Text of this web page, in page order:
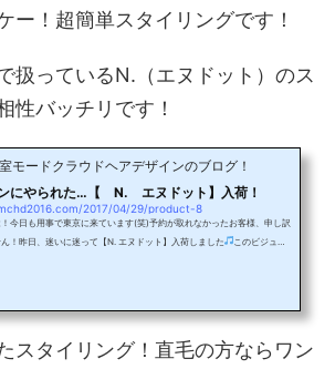
ー！超簡単スタイリングです！
扱っているN.（エヌドット）のス
性バッチリです！
モードクラウドヘアデザインのブログ！
にやられた…【 N. エヌドット】入荷！
2017/04/29/product-8
！今日も用事で東京に来ています(笑)予約が取れなかったお客様、申し訳
ん！昨日、迷いに迷って【N. エヌドット】入荷しました
このビジュア
すごいですよね！？スプレー類、スタイリングセラムもなかなか使い
スタイリング！直毛の方ならワン